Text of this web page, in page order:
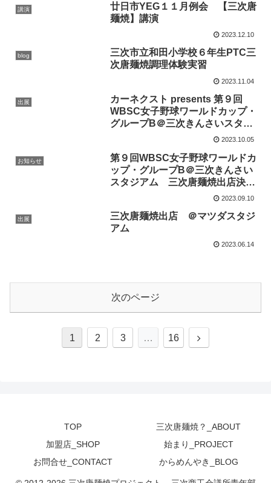
講演
廿日市YEG１１月例会 【三次唐
麺焼】講演
2023.12.10
blog
三次市立和田小学校６年生PTC三
次唐麺焼調理体験実習
2023.11.04
出展
カーネクスト presents 第９回
WBSC女子野球ワールドカップ・
グループB＠三次きんさいスタジ
アム 三次唐麺焼PR出店 2023.10.05
お知らせ
第９回WBSC女子野球ワールドカ
ップ・グループB＠三次きんさい
スタジアム 三次唐麺焼出店決
2023.09.10
出展
三次唐麺焼出店 ＠マツダスタジ
アム
2023.06.14
次のページ
1 2 3 … 16
次
TOP
三次唐麺焼？_ABOUT
加盟店_SHOP
始まり_PROJECT
お問合せ_CONTACT
からめんやき_BLOG